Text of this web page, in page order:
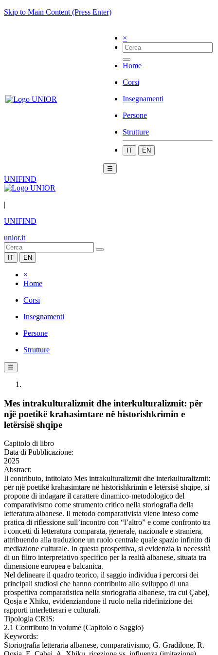
Skip to Main Content (Press Enter)
×
Home
Corsi
Insegnamenti
Persone
Strutture
IT EN
☰
UNIFIND
|
UNIFIND
unior.it
IT EN
×
Home
Corsi
Insegnamenti
Persone
Strutture
☰
Mes intrakulturalizmit dhe interkulturalizmit: për
një poetikë krahasimtare në historishkrimin e
letërsisë shqipe
Capitolo di libro
Data di Pubblicazione:
2025
Abstract:
Il contributo, intitolato Mes intrakulturalizmit dhe interkulturalizmit:
për një poetikë krahasimtare në historishkrimin e letërsisë shqipe, si
propone di indagare il carattere dinamico-metodologico del
comparativismo come strumento critico nella storiografia della
letteratura albanese. Il metodo comparativista viene inteso come
pratica di riflessione sull’incontro con “l’altro” e come confronto tra
i concetti di letteratura comparata, generale, nazionale e straniera,
attribuendo alla traduzione un ruolo centrale quale spazio infinito di
mediazione culturale. In questa prospettiva, si evidenzia la necessità
di un filtro interpretativo specifico per la realtà albanese, situata tra
dimensione europea e balcanica.
Nel delineare il quadro teorico, il saggio individua i percorsi dei
principali studiosi che hanno contribuito allo sviluppo di una
prospettiva comparatistica nella storiografia albanese, tra cui Çabej,
Qosja e Xhiku, evidenziandone il ruolo nella ridefinizione dei
rapporti interletterari e culturali.
Tipologia CRIS:
2.1 Contributo in volume (Capitolo o Saggio)
Keywords:
Storiografia letteraria albanese, comparativismo, G. Gradilone, R.